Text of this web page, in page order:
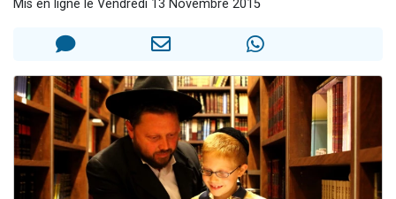
Eva vient de donner son Maasser
Eli vient de donner son Maasser
Mis en ligne le Vendredi 13 Novembre 2015